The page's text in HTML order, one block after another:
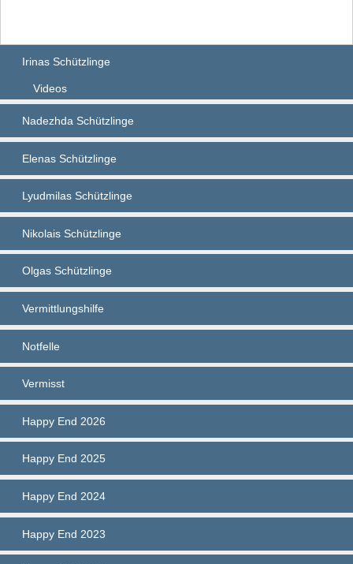
Irinas Schützlinge
Videos
Nadezhda Schützlinge
Elenas Schützlinge
Lyudmilas Schützlinge
Nikolais Schützlinge
Olgas Schützlinge
Vermittlungshilfe
Notfelle
Vermisst
Happy End 2026
Happy End 2025
Happy End 2024
Happy End 2023